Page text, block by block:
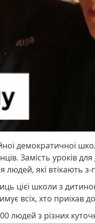
демократичної
Замість уроків для
людей, які втікають з-
цієї школи з
всіх, хто приїхав
людей з різних